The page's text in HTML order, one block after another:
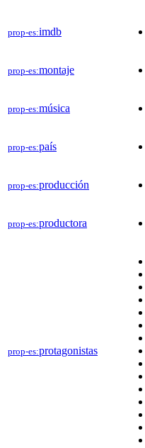
prop-es:imdb
prop-es:montaje
prop-es:música
prop-es:país
prop-es:producción
prop-es:productora
prop-es:protagonistas